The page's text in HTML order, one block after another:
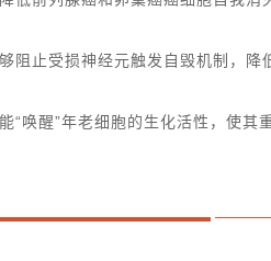
阻止受损神经元触发自毁机制，降
“唤醒”年老细胞的生化活性 ，使其